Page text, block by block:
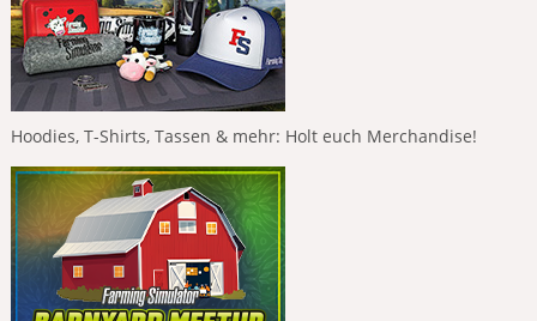
Hoodies, T-Shirts, Tassen & mehr: Holt euch Merchandise!